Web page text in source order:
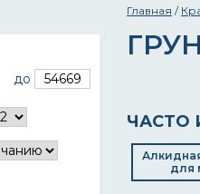
до
Главная /
ЧАСТО
для